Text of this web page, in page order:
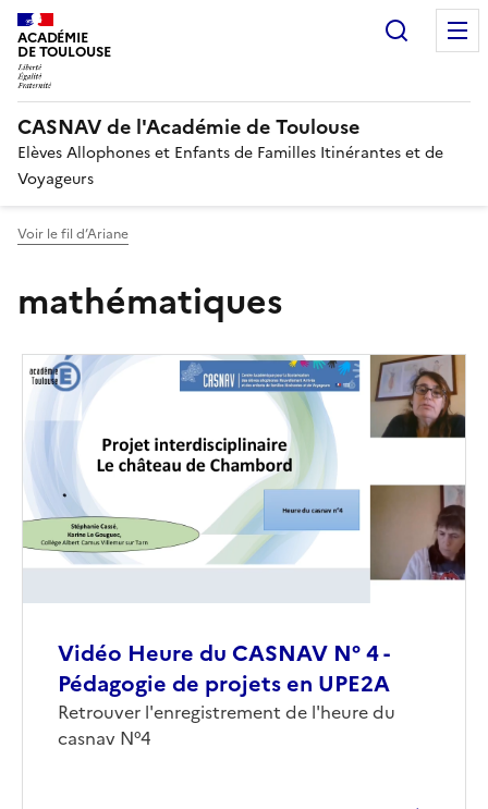
ACADÉMIE
DE TOULOUSE
CASNAV de l'Académie de Toulouse
Elèves Allophones et Enfants de Familles Itinérantes et de
Voyageurs
Voir le fil d’Ariane
mathématiques
Vidéo Heure du CASNAV N° 4 -
Pédagogie de projets en UPE2A
Corps
Retrouver l'enregistrement de l'heure du
casnav N°4
Image
couverture
(conseillée)